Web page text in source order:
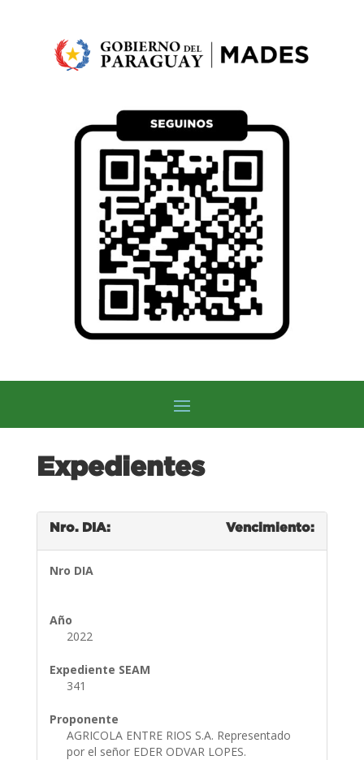
Expedientes
Nro. DIA: Vencimiento:
Nro DIA
Año
2022
Expediente SEAM
341
Proponente
AGRICOLA ENTRE RIOS S.A. Representado
por el señor EDER ODVAR LOPES.